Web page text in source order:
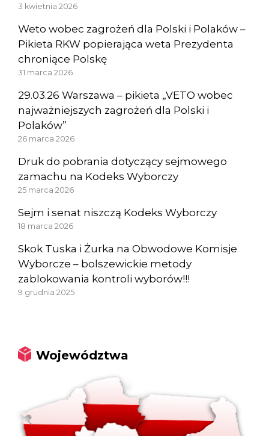
3 kwietnia 2026
Weto wobec zagrożeń dla Polski i Polaków –
Pikieta RKW popierająca weta Prezydenta
chroniące Polskę
31 marca 2026
29.03.26 Warszawa – pikieta „VETO wobec
najważniejszych zagrożeń dla Polski i
Polaków”
26 marca 2026
Druk do pobrania dotyczący sejmowego
zamachu na Kodeks Wyborczy
25 marca 2026
Sejm i senat niszczą Kodeks Wyborczy
18 marca 2026
Skok Tuska i Żurka na Obwodowe Komisje
Wyborcze – bolszewickie metody
zablokowania kontroli wyborów!!!
9 grudnia 2025
Województwa